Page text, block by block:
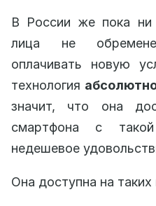
В России же пока ни
лица не
оплачивать новую
технология
значит, что она
смартфона с
недешевое
Она доступна на